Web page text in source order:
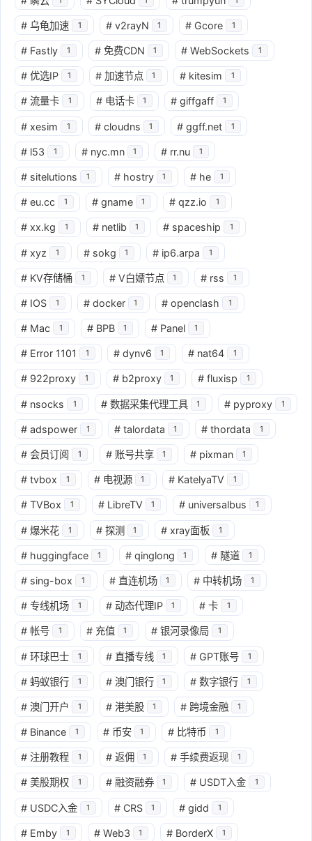
# 乌龟加速 1 # v2rayN 1 # Gcore 1
# Fastly 1 # 免费CDN 1 # WebSockets 1
# 优选IP 1 # 加速节点 1 # kitesim 1
# 流量卡 1 # 电话卡 1 # giffgaff 1
# xesim 1 # cloudns 1 # ggff.net 1
# l53 1 # nyc.mn 1 # rr.nu 1
# sitelutions 1 # hostry 1 # he 1
# eu.cc 1 # gname 1 # qzz.io 1
# xx.kg 1 # netlib 1 # spaceship 1
# xyz 1 # sokg 1 # ip6.arpa 1
# KV存储桶 1 # V白嫖节点 1 # rss 1
# IOS 1 # docker 1 # openclash 1
# Mac 1 # BPB 1 # Panel 1
# Error 1101 1 # dynv6 1 # nat64 1
# 922proxy 1 # b2proxy 1 # fluxisp 1
# nsocks 1 # 数据采集代理工具 1 # pyproxy 1
# adspower 1 # talordata 1 # thordata 1
# 会员订阅 1 # 账号共享 1 # pixman 1
# tvbox 1 # 电视源 1 # KatelyaTV 1
# TVBox 1 # LibreTV 1 # universalbus 1
# 爆米花 1 # 探测 1 # xray面板 1
# huggingface 1 # qinglong 1 # 隧道 1
# sing-box 1 # 直连机场 1 # 中转机场 1
# 专线机场 1 # 动态代理IP 1 # 卡 1
# 帐号 1 # 充值 1 # 银河录像局 1
# 环球巴士 1 # 直播专线 1 # GPT账号 1
# 蚂蚁银行 1 # 澳门银行 1 # 数字银行 1
# 澳门开户 1 # 港美股 1 # 跨境金融 1
# Binance 1 # 币安 1 # 比特币 1
# 注册教程 1 # 返佣 1 # 手续费返现 1
# 美股期权 1 # 融资融券 1 # USDT入金 1
# USDC入金 1 # CRS 1 # gidd 1
# Emby 1 # Web3 1 # BorderX 1